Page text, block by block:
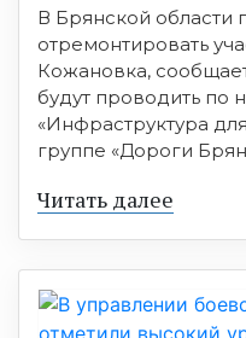
В Брянской области
отремонтировать
Кожановка,
будут проводить по
«Инфраструктура
группе «Дороги
Читать далее